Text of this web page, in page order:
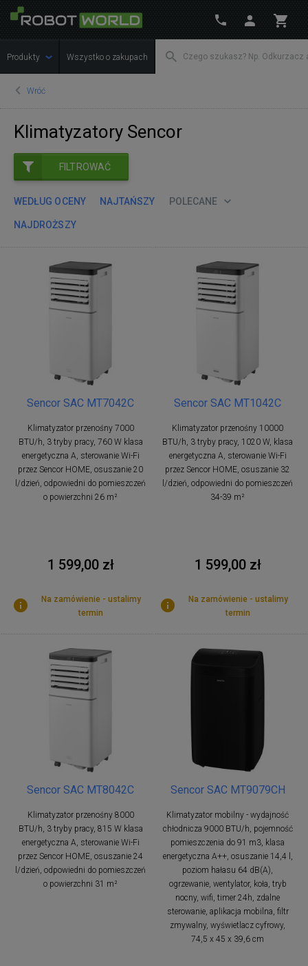
Produkty Wszystko o zakupach
Wróć
Klimatyzatory Sencor
FILTROWAĆ
WEDŁUG OCENY NAJTAŃSZY POLECANE
NAJDROŻSZY
Sencor SAC MT7042C
Klimatyzator przenośny 7000
BTU/h, 3 tryby pracy, 760 W klasa
energetyczna A, sterowanie Wi-Fi
przez Sencor HOME, osuszanie 20
l/dzień, odpowiedni do pomieszczeń
o powierzchni 26 m²
1 599,00 zł
Na zamówienie - ustalimy
termin
Sencor SAC MT1042C
Klimatyzator przenośny 10000
BTU/h, 3 tryby pracy, 1020 W, klasa
energetyczna A, sterowanie Wi-Fi
przez Sencor HOME, osuszanie 32
l/dzień, odpowiedni do pomieszczeń
34-39 m²
1 599,00 zł
Na zamówienie - ustalimy
termin
Sencor SAC MT8042C
Klimatyzator przenośny 8000
BTU/h, 3 tryby pracy, 815 W klasa
energetyczna A, sterowanie Wi-Fi
przez Sencor HOME, osuszanie 24
l/dzień, odpowiedni do pomieszczeń
o powierzchni 31 m²
Sencor SAC MT9079CH
Klimatyzator mobilny - wydajność
chłodnicza 9000 BTU/h, pojemność
pomieszczenia do 91 m3, klasa
energetyczna A++, osuszanie 14,4 l,
poziom hałasu 64 dB(A),
ogrzewanie, wentylator, koła, tryb
nocny, wifi, timer 24h, zdalne
sterowanie, aplikacja mobilna, filtr
zmywalny, wyświetlacz cyfrowy,
74,5 x 45 x 39,6 cm